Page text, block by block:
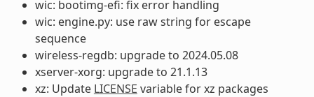
wic: bootimg-efi: fix error handling
wic: engine.py: use raw string for escape
sequence
wireless-regdb: upgrade to 2024.05.08
xserver-xorg: upgrade to 21.1.13
xz: Update LICENSE variable for xz packages